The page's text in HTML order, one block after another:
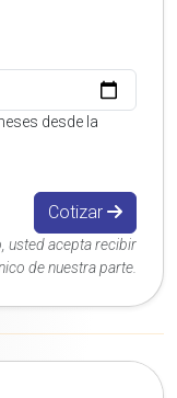
desde la
Cotizar
usted acepta recibir
de nuestra parte.